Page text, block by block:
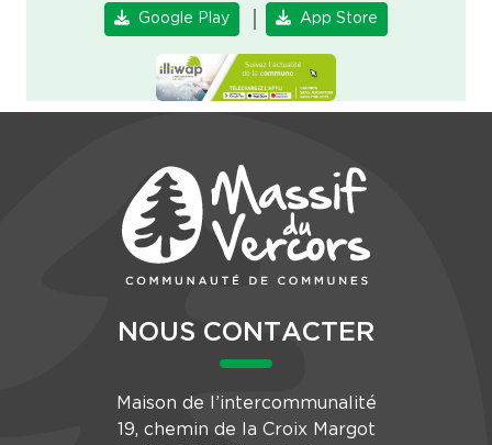
Google Play App Store
NOUS CONTACTER
Maison de l’intercommunalité
19, chemin de la Croix Margot